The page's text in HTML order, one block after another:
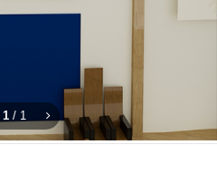
1 / 1